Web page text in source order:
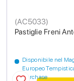
Pastiglie Freni
(AC5033)
Disponibile nel
Europeo
purchase